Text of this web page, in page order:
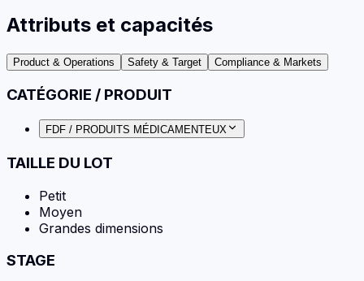
Attributs et capacités
Product & Operations Safety & Target Compliance & Markets
CATÉGORIE / PRODUIT
FDF / PRODUITS MÉDICAMENTEUX
TAILLE DU LOT
Petit
Moyen
Grandes dimensions
STAGE